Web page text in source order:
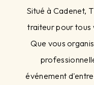
Situé à Cadenet,
traiteur pour tous
Que vous
événement